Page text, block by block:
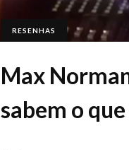
RESENHAS
Max
sabem o